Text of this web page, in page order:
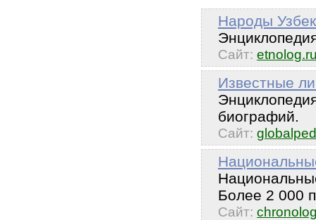
Народы
Сайт:
Известные
биографий.
Сайт:
Более 2 000
Сайт: